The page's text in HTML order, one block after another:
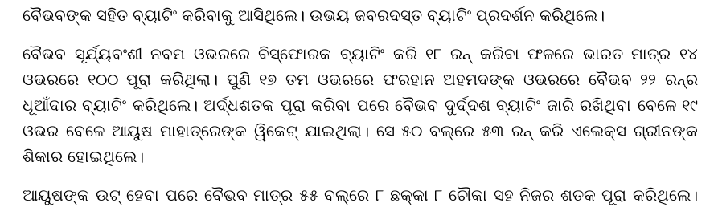
ବୈଭବଙ୍କ ସହିତ ବ୍ୟାଟିଂ କରିବାକୁ ଆସିଥିଲେ। ଉଭୟ ଜବରଦସ୍ତ ବ୍ୟାଟିଂ ପ୍ରଦର୍ଶନ କରିଥିଲେ।
ବୈଭବ ସୂର୍ଯ୍ୟବଂଶୀ ନବମ ଓଭରରେ ବିସ୍ଫୋରକ ବ୍ୟାଟିଂ କରି ୧୮ ରନ୍ କରିବା ଫଳରେ ଭାରତ ମାତ୍ର ୧୪
ଓଭରରେ ୧୦୦ ପୂରା କରିଥିଲା। ପୁଣି ୧୭ ତମ ଓଭରରେ ଫରହାନ ଅହମଦଙ୍କ ଓଭରରେ ବୈଭବ ୨୨ ରନ୍ର
ଧୂଆଁଦାର ବ୍ୟାଟିଂ କରିଥିଲେ। ଅର୍ଦ୍ଧଶତକ ପୂରା କରିବା ପରେ ବୈଭବ ଦୁର୍ଦ୍ଦଶ ବ୍ୟାଟିଂ ଜାରି ରଖିଥିବା ବେଳେ ୧୯
ଓଭର ବେଳେ ଆୟୁଷ ମାହାତ୍ରେଙ୍କ ୱିକେଟ୍ ଯାଇଥିଲା। ସେ ୫୦ ବଲ୍ରେ ୫୩ ରନ୍ କରି ଏଲେକ୍ସ ଗ୍ରୀନଙ୍କ
ଶିକାର ହୋଇଥିଲେ।
ଆୟୁଷଙ୍କ ଉଟ୍ ହେବା ପରେ ବୈଭବ ମାତ୍ର ୫୫ ବଲ୍ରେ ୮ ଛକ୍କା ୮ ଚୌକା ସହ ନିଜର ଶତକ ପୂରା କରିଥିଲେ।